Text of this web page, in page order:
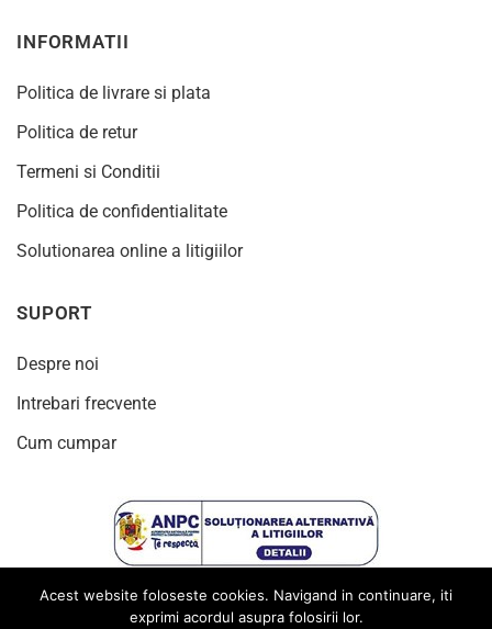
INFORMATII
Politica de livrare si plata
Politica de retur
Termeni si Conditii
Politica de confidentialitate
Solutionarea online a litigiilor
SUPORT
Despre noi
Intrebari frecvente
Cum cumpar
Acest website foloseste cookies. Navigand in continuare, iti
exprimi acordul asupra folosirii lor.